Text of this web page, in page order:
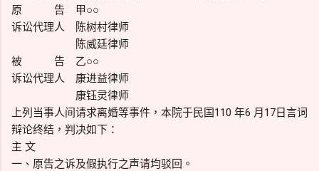
原 告 甲○○
诉讼代理人 陈树村律师
陈威廷律师
被 告 乙○○
诉讼代理人 康进益律师
康钰灵律师
上列当事人间请求离婚等事件，本院于民国110 年6 月17日言词
辩论终结，判决如下：
主 文
一、原告之诉及假执行之声请均驳回。